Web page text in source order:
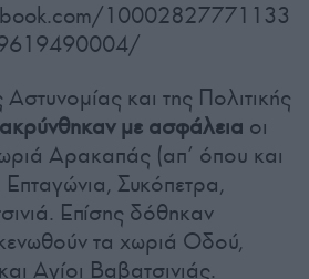
10002827771133
και της Πολιτικής
με ασφάλεια οι
Αρακαπάς (απ’ όπου και
Επταγώνια, Συκόπετρα,
Επίσης δόθηκαν
τα χωριά Οδού,
Αγίοι Βαβατσινιάς.